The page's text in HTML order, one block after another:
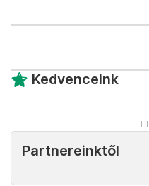
Kedvenceink
Partnereinktől